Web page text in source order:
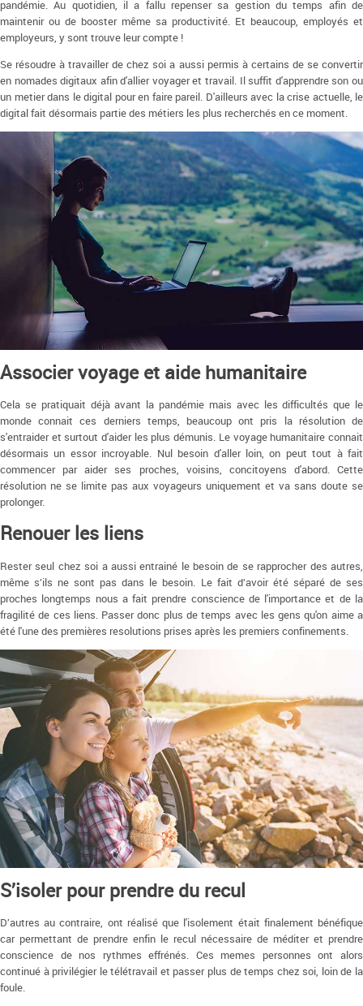
pandémie. Au quotidien, il a fallu repenser sa gestion du temps afin de
maintenir ou de booster même sa productivité. Et beaucoup, employés et
employeurs, y sont trouve leur compte !
Se résoudre à travailler de chez soi a aussi permis à certains de se convertir
en nomades digitaux afin d'allier voyager et travail. Il suffit d'apprendre son ou
un metier dans le digital pour en faire pareil. D'ailleurs avec la crise actuelle, le
digital fait désormais partie des métiers les plus recherchés en ce moment.
Associer voyage et aide humanitaire
Cela se pratiquait déjà avant la pandémie mais avec les difficultés que le
monde connait ces derniers temps, beaucoup ont pris la résolution de
s'entraider et surtout d'aider les plus démunis. Le voyage humanitaire connait
désormais un essor incroyable. Nul besoin d'aller loin, on peut tout à fait
commencer par aider ses proches, voisins, concitoyens d'abord. Cette
résolution ne se limite pas aux voyageurs uniquement et va sans doute se
prolonger.
Renouer les liens
Rester seul chez soi a aussi entrainé le besoin de se rapprocher des autres,
même s’ils ne sont pas dans le besoin. Le fait d’avoir été séparé de ses
proches longtemps nous a fait prendre conscience de l'importance et de la
fragilité de ces liens. Passer donc plus de temps avec les gens qu'on aime a
été l'une des premières resolutions prises après les premiers confinements.
S’isoler pour prendre du recul
D’autres au contraire, ont réalisé que l'isolement était finalement bénéfique
car permettant de prendre enfin le recul nécessaire de méditer et prendre
conscience de nos rythmes effrénés. Ces memes personnes ont alors
continué à privilégier le télétravail et passer plus de temps chez soi, loin de la
foule.